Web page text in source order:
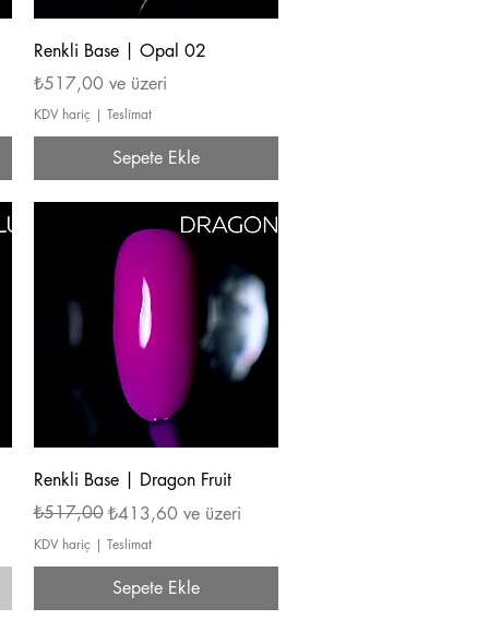
Hızlı Bakış
Renkli Base | Opal 02
₺517,00ve üzeri
İndirimli Fiyat
KDV hariç | Teslimat
Sepete Ekle
Hızlı Bakış
Renkli Base | Dragon Fruit
Normal Fiyat
₺517,00 ₺413,60ve üzeri
İndirimli Fiyat
KDV hariç | Teslimat
Sepete Ekle